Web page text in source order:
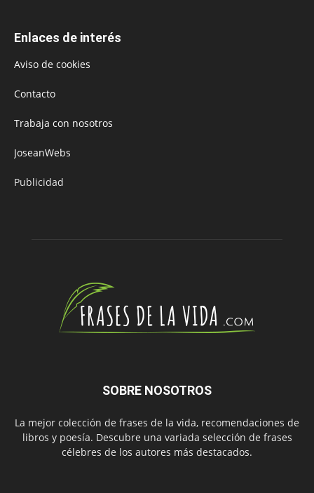
Enlaces de interés
Aviso de cookies
Contacto
Trabaja con nosotros
JoseanWebs
Publicidad
SOBRE NOSOTROS
La mejor colección de frases de la vida, recomendaciones de
libros y poesía. Descubre una variada selección de frases
célebres de los autores más destacados.